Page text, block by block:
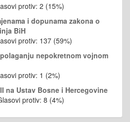
protiv: 2 (15%)
i dopunama zakona o
BiH
protiv: 137 (59%)
nepokretnom vojnom
protiv: 1 (2%)
na Ustav Bosne i Hercegovine
protiv: 8 (4%)